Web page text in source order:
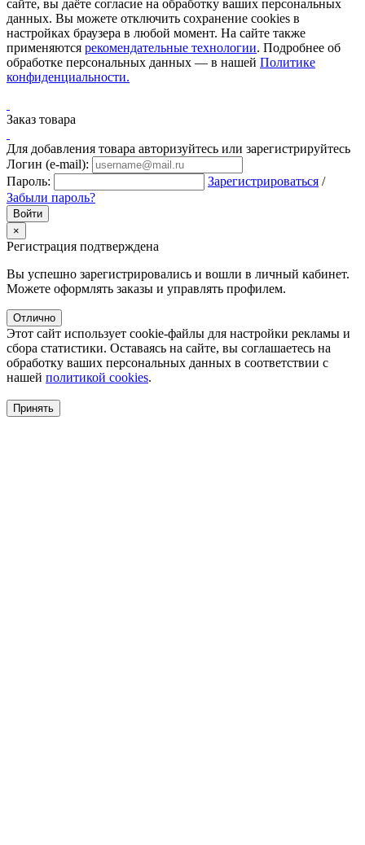
сайте, вы даёте согласие на обработку ваших персональных
данных. Вы можете отключить сохранение cookies в
настройках браузера в любой момент. На сайте также
применяются рекомендательные технологии. Подробнее об
обработке персональных данных — в нашей Политике
конфиденциальности.
Заказ товара
Для добавления товара авторизуйтесь или зарегистрируйтесь
Логин (e-mail):
Пароль:
Зарегистрироваться /
Забыли пароль?
×
Регистрация подтверждена
Вы успешно зарегистрировались и вошли в личный кабинет.
Можете оформлять заказы и управлять профилем.
Отлично
Этот сайт использует cookie-файлы для настройки рекламы и
сбора статистики. Оставаясь на сайте, вы соглашаетесь на
обработку ваших персональных данных в соответствии с
нашей политикой cookies.
Принять